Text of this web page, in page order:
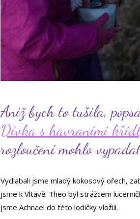
Aniž bych to tušila,
Dívka s havraními
rozloučení mohlo
Vydlabali jsme mladý kokosový ořech,
jsme k Vltavě. Theo byl strážcem
jsme Achnael do této lodičky vložili.